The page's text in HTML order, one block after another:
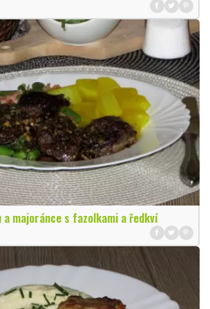
a majoránce s fazolkami a ředkví